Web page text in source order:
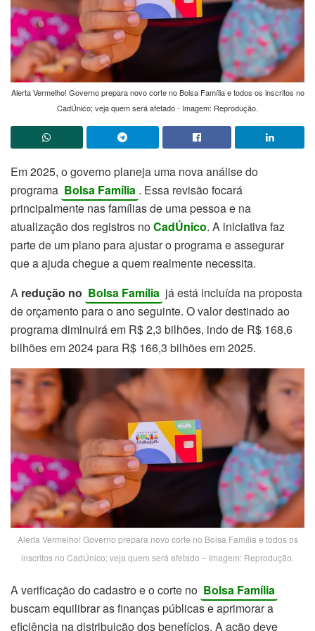
Alerta Vermelho! Governo prepara novo corte no Bolsa Família e todos os inscritos no
CadÚnico; veja quem será afetado - Imagem: Reprodução.
Em 2025, o governo planeja uma nova análise do
programa Bolsa Família . Essa revisão focará
principalmente nas famílias de uma pessoa e na
atualização dos registros noCadÚnico. A iniciativa faz
parte de um plano para ajustar o programa e assegurar
que a ajuda chegue a quem realmente necessita.
A redução no Bolsa Família já está incluída na proposta
de orçamento para o ano seguinte. O valor destinado ao
programa diminuirá em R$ 2,3 bilhões, indo de R$ 168,6
bilhões em 2024 para R$ 166,3 bilhões em 2025.
Alerta Vermelho! Governo prepara novo corte no Bolsa Família e todos os
inscritos no CadÚnico; veja quem será afetado – Imagem: Reprodução.
A verificação do cadastro e o corte no Bolsa Família
buscam equilibrar as finanças públicas e aprimorar a
eficiência na distribuição dos benefícios. A ação deve